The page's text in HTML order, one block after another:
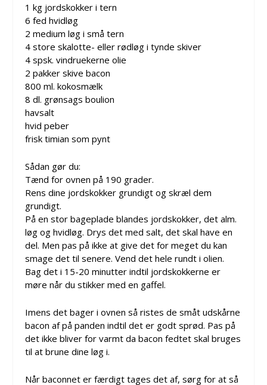
1 kg jordskokker i tern
6 fed hvidløg
2 medium løg i små tern
4 store skalotte- eller rødløg i tynde skiver
4 spsk. vindruekerne olie
2 pakker skive bacon
800 ml. kokosmælk
8 dl. grønsags boulion
havsalt
hvid peber
frisk timian som pynt
Sådan gør du:
Tænd for ovnen på 190 grader.
Rens dine jordskokker grundigt og skræl dem
grundigt.
På en stor bageplade blandes jordskokker, det alm.
løg og hvidløg. Drys det med salt, det skal have en
del. Men pas på ikke at give det for meget du kan
smage det til senere. Vend det hele rundt i olien.
Bag det i 15-20 minutter indtil jordskokkerne er
møre når du stikker med en gaffel.
Imens det bager i ovnen så ristes de småt udskårne
bacon af på panden indtil det er godt sprød. Pas på
det ikke bliver for varmt da bacon fedtet skal bruges
til at brune dine løg i.
Når baconnet er færdigt tages det af, sørg for at så